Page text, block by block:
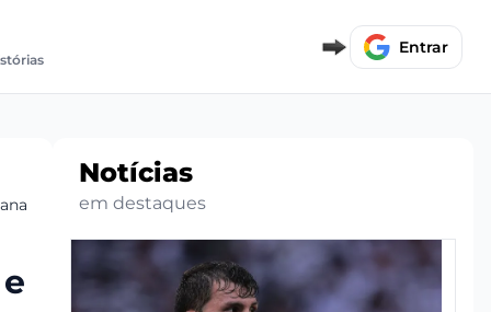
Entrar
Notícias
em destaques